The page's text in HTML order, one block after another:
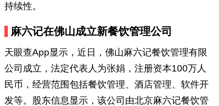
持续性。
麻六记在佛山成立新餐饮管理公司
天眼查App显示，近日，佛山麻六记餐饮管理有限
公司成立，法定代表人为张娟，注册资本100万人
民币，经营范围包括餐饮管理、酒店管理、软件开
发等。股东信息显示，该公司由北京麻六记餐饮管